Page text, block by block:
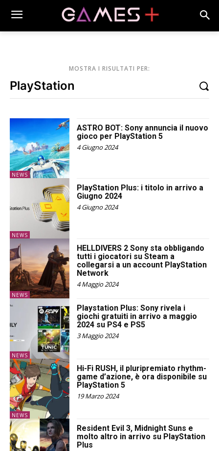
MOSTRA I RISULTATI PER:
NEWS
ASTRO BOT: Sony annuncia il nuovo
gioco per PlayStation 5
4 Giugno 2024
NEWS
PlayStation Plus: i titolo in arrivo a
Giugno 2024
4 Giugno 2024
NEWS
HELLDIVERS 2 Sony sta obbligando
tutti i giocatori su Steam a
collegarsi a un account PlayStation
Network
4 Maggio 2024
NEWS
Playstation Plus: Sony rivela i
giochi gratuiti in arrivo a maggio
2024 su PS4 e PS5
3 Maggio 2024
NEWS
Hi-Fi RUSH, il pluripremiato rhythm-
game d’azione, è ora disponibile su
PlayStation 5
19 Marzo 2024
Resident Evil 3, Midnight Suns e
molto altro in arrivo su PlayStation
Plus